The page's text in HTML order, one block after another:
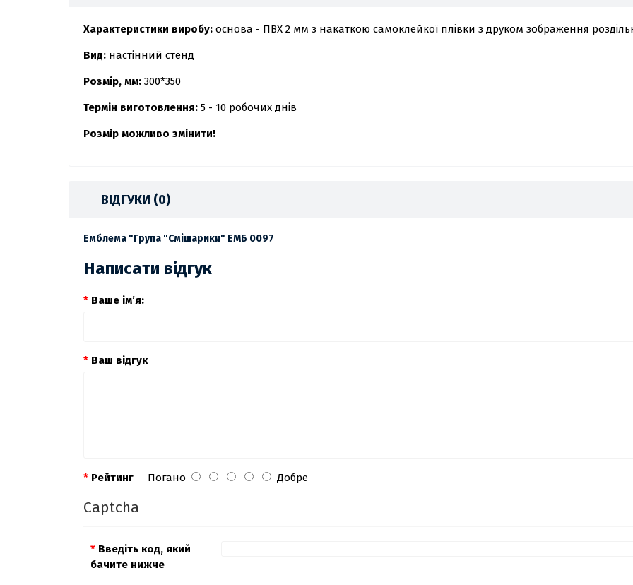
Характеристики виробу: основа - ПВХ 2 мм з накаткою самоклейкої плівки з друком зображення
Вид: настінний стенд
Розмір, мм: 300*350
Термін виготовлення: 5 - 10 робочих днів
Розмір можливо змінити!
ВІДГУКИ (0)
Емблема "Група "Смішарики" ЕМБ 0097
Написати відгук
Ваше ім’я:
Ваш відгук
Рейтинг Погано Добре
Captcha
Введіть код, який
бачите нижче